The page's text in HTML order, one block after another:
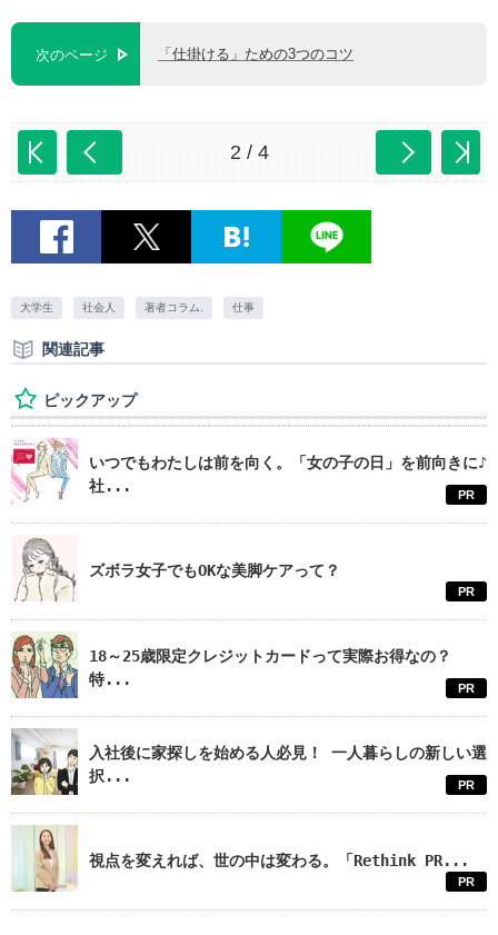
次のページ 「仕掛ける」ための3つのコツ
2 / 4
大学生 社会人 著者コラム. 仕事
関連記事
ピックアップ
いつでもわたしは前を向く。「女の子の日」を前向きに♪
社...
PR
ズボラ女子でもOKな美脚ケアって？
PR
18～25歳限定クレジットカードって実際お得なの？
特...
PR
入社後に家探しを始める人必見！ 一人暮らしの新しい選
択...
PR
視点を変えれば、世の中は変わる。「Rethink PR...
PR